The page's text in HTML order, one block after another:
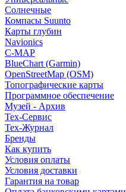
Солнечные
Компасы Suunto
Карты глубин
Navionics
C-MAP
BlueChart (Garmin)
OpenStreetMap (OSM)
Топографические карты
Программное обеспечение
Музей - Архив
Tex-Сервис
Тех-Журнал
Бренды
Как купить
Условия оплаты
Условия доставки
Гарантия на товар